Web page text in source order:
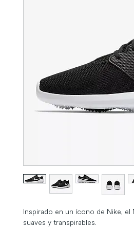
Inspirado en un ícono de Nike,
suaves y transpirables.